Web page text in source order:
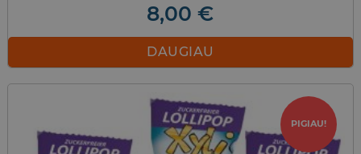
8,00€
DAUGIAU
PIGIAU!